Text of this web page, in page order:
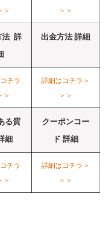
＞
＞＞
法 詳 出金方法 詳細
チラ
＞
詳細はコチラ＞
＞＞
る質
細
クーポンコー
ド 詳細
チラ
＞
詳細はコチラ＞
＞＞